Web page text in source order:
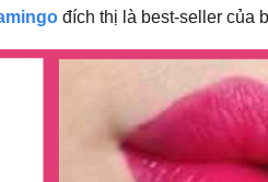
đích thị là best-seller của